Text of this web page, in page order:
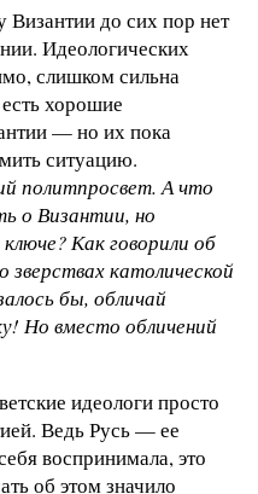
до сих пор нет
Идеологических
слишком сильна
хорошие
— но их пока
ситуацию.
политпросвет. А что
о Византии, но
Как говорили об
католической
бы, обличай
Но вместо обличений
идеологи просто
Ведь Русь — ее
воспринимала, это
об этом значило